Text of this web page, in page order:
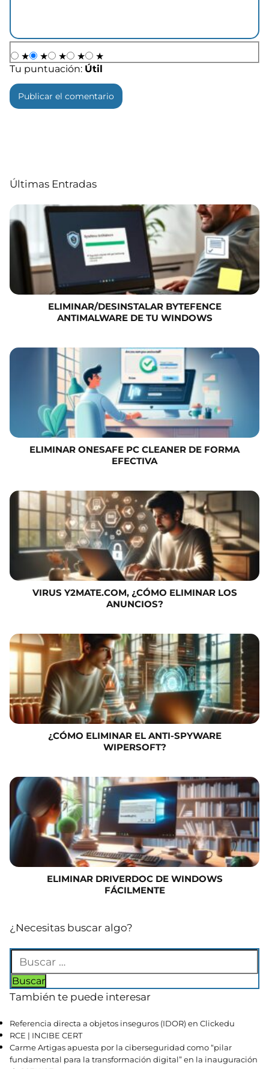
★ ★ ★ ★
★
Tu puntuación: Útil
Últimas Entradas
ELIMINAR/DESINSTALAR BYTEFENCE
ANTIMALWARE DE TU WINDOWS
ELIMINAR ONESAFE PC CLEANER DE FORMA
EFECTIVA
VIRUS Y2MATE.COM, ¿CÓMO ELIMINAR LOS
ANUNCIOS?
¿CÓMO ELIMINAR EL ANTI-SPYWARE
WIPERSOFT?
ELIMINAR DRIVERDOC DE WINDOWS
FÁCILMENTE
¿Necesitas buscar algo?
También te puede interesar
Referencia directa a objetos inseguros (IDOR) en Clickedu
RCE | INCIBE CERT
Carme Artigas apuesta por la ciberseguridad como “pilar
fundamental para la transformación digital” en la inauguración